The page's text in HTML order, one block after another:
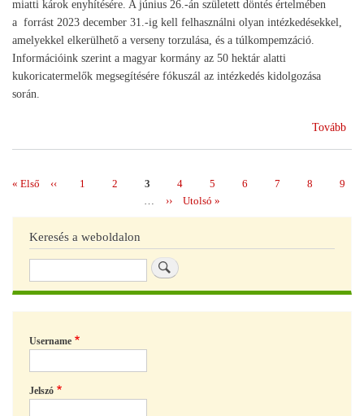
miatti károk enyhítésére. A június 26.-án született döntés értelmében
a forrást 2023 december 31.-ig kell felhasználni olyan intézkedésekkel,
amelyekkel elkerülhető a verseny torzulása, és a túlkompemzáció.
Információink szerint a magyar kormány az 50 hektár alatti
kukoricatermelők megsegítésére fókuszál az intézkedés kidolgozása
során.
Tovább
Első
« Első
Előző
‹‹ Page
1 Page
2 Page
3 Page
4 Page
5 Page
6 Page
7 Page
8 Page
9
Következő
oldal
››
Utolsó
oldal
Utolsó »
Keresés a weboldalon
Username
Jelszó